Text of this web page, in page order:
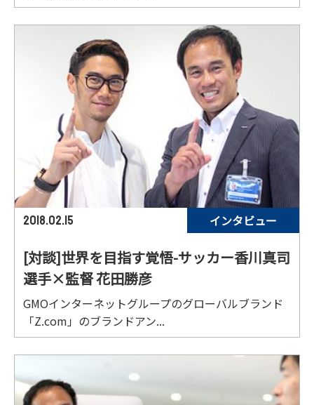
2018.02.15 インタビュー
[対談]世界を目指す覚悟-サッカー香川真司
選手×監督 花田勝彦
GMOインターネットグループのグローバルブランド
「Z.com」のブランドアン...